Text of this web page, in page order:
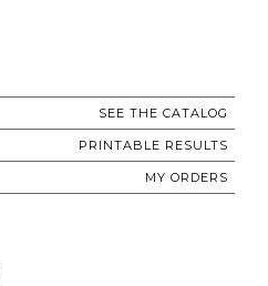
SEE THE CATALOG
PRINTABLE RESULTS
MY ORDERS